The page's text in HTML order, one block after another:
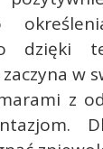
dzięki
w
z